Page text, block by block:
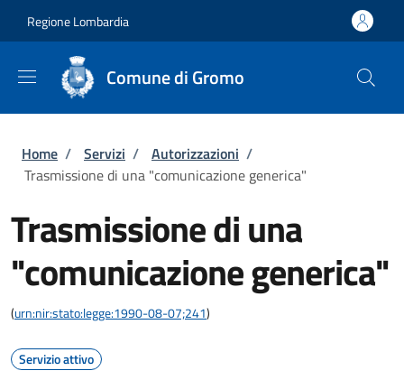
Regione Lombardia
Comune di Gromo
Briciole di pane
Home / Servizi / Autorizzazioni /
Trasmissione di una "comunicazione generica"
Trasmissione di una
"comunicazione generica"
(urn:nir:stato:legge:1990-08-07;241)
Servizio attivo